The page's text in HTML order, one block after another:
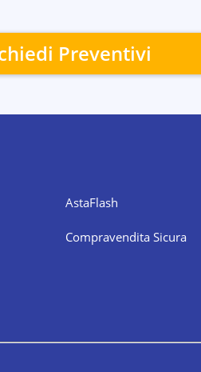
Preventivi
AstaFlash
Compravendita Sicura